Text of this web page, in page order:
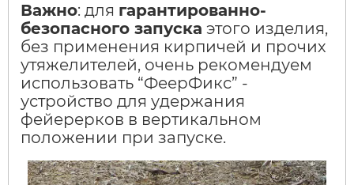
Важно: для гарантированно-
безопасного запуска этого изделия,
без применения кирпичей и прочих
утяжелителей, очень рекомендуем
использовать “ФеерФикс” -
устройство для удержания
фейерерков в вертикальном
положении при запуске.